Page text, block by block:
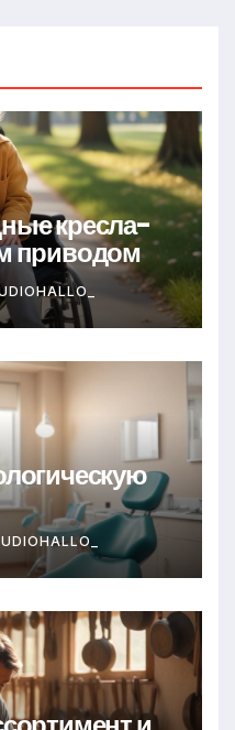
кресла-
приводом